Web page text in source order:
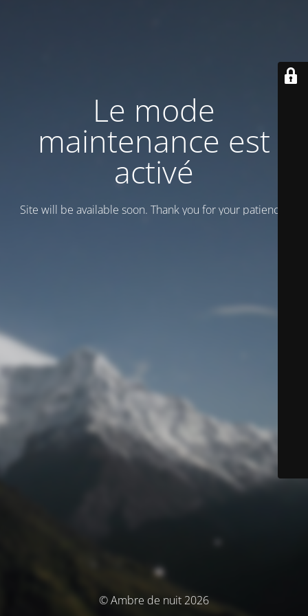
Le mode
maintenance est
activé
Site will be available soon. Thank you for your patience!
© Ambre de nuit 2026